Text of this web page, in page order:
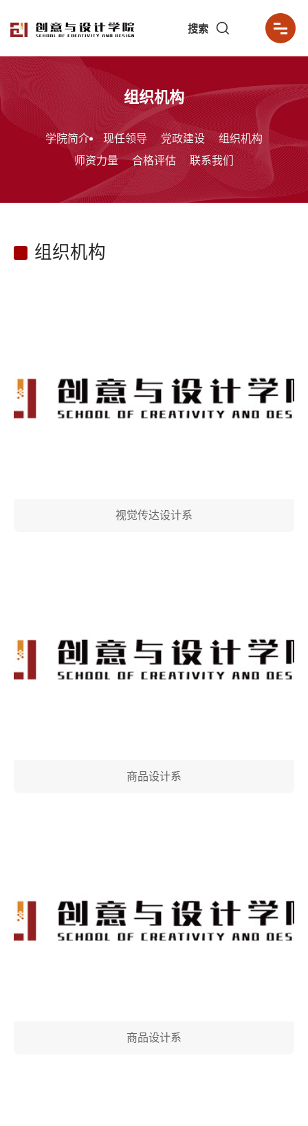
搜索
组织机构
学院简介 现任领导 党政建设
组织机构
师资力量
合格评估 联系我们
组织机构
视觉传达设计系
商品设计系
商品设计系